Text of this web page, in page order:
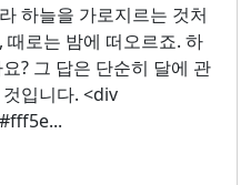
하늘을 가로지르는 것처
로는 밤에 떠오르죠. 하
? 그 답은 단순히 달에 관
입니다. <div